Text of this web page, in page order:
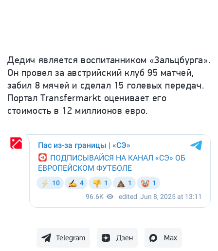
Дедич является воспитанником «Зальцбурга».
Он провел за австрийский клуб 95 матчей,
забил 8 мячей и сделал 15 голевых передач.
Портал Transfermarkt оценивает его
стоимость в 12 миллионов евро.
Telegram Дзен Max